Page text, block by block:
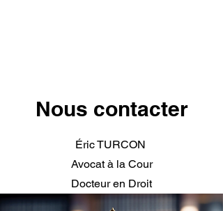
Nous contacter
Éric TURCON
Avocat à la Cour
Docteur en Droit